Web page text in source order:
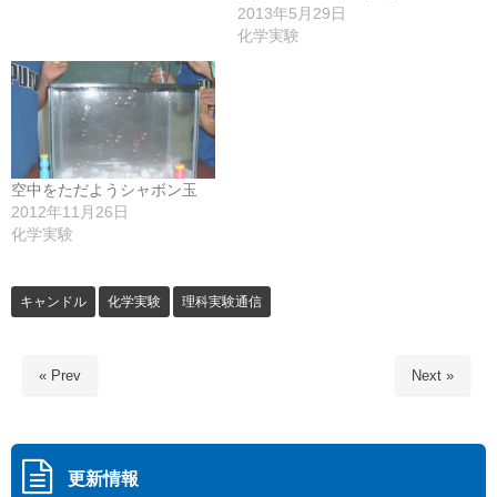
2013年5月29日
化学実験
空中をただようシャボン玉
2012年11月26日
化学実験
キャンドル 化学実験 理科実験通信
« Prev Next »
更新情報